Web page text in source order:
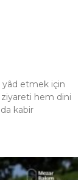
yâd etmek için
ziyareti hem dini
kabir